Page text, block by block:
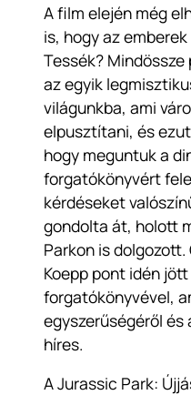
A film elején még
is, hogy az
Tessék?
az egyik
világunkba, ami
elpusztítani, és
hogy meguntuk a
forgatókönyvért
kérdéseket
gondolta át, holott
Parkon is
Koepp pont idén
forgatókönyvével,
egyszerűségéről
híres.
A Jurassic Park: